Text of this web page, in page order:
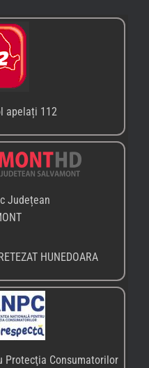
apelați 112
Județean
HUNEDOARA
Protecţia Consumatorilor